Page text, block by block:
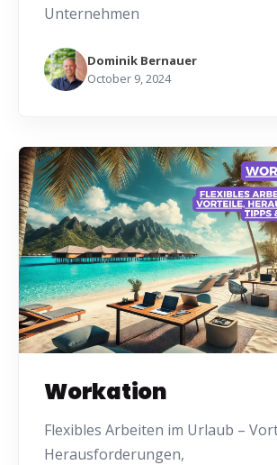
Unternehmen
Dominik Bernauer
October 9, 2024
Workation
Flexibles Arbeiten im Urlaub –
Herausforderungen,